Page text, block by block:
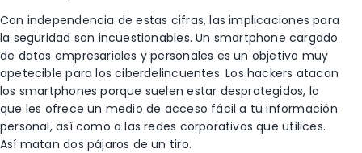
Con independencia de estas cifras, las implicaciones para
la seguridad son incuestionables. Un smartphone cargado
de datos empresariales y personales es un objetivo muy
apetecible para los ciberdelincuentes. Los hackers atacan
los smartphones porque suelen estar desprotegidos, lo
que les ofrece un medio de acceso fácil a tu información
personal, así como a las redes corporativas que utilices.
Así matan dos pájaros de un tiro.